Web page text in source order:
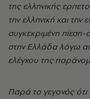
της ελληνικής
την ελληνική και
συγκεκριμένη
στην Ελλάδα λόγω
ελέγχου της
Παρά το γεγονός ότι